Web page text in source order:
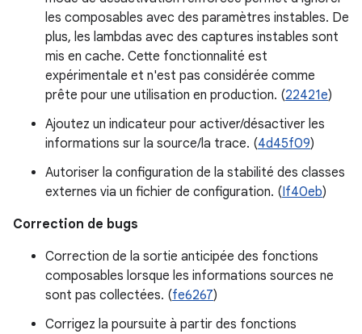
les composables avec des paramètres instables. De
plus, les lambdas avec des captures instables sont
mis en cache. Cette fonctionnalité est
expérimentale et n'est pas considérée comme
prête pour une utilisation en production. (22421e)
Ajoutez un indicateur pour activer/désactiver les
informations sur la source/la trace. (4d45f09)
Autoriser la configuration de la stabilité des classes
externes via un fichier de configuration. (If40eb)
Correction de bugs
Correction de la sortie anticipée des fonctions
composables lorsque les informations sources ne
sont pas collectées. (fe6267)
Corrigez la poursuite à partir des fonctions